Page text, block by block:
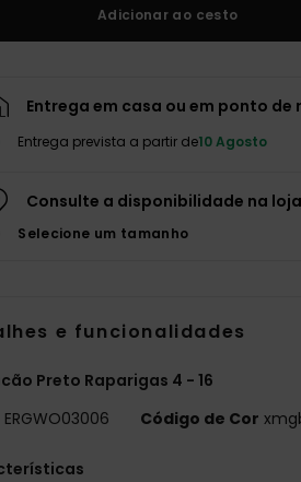
Adicionar ao cesto
Entrega em casa ou em ponto de
Entrega prevista a partir de10 Agosto
Consulte a disponibilidade na loja
Selecione um tamanho
e funcionalidades
Preto Raparigas 4 - 16
ERGWO03006 Código de Cor